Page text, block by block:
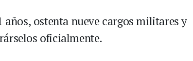
años, ostenta nueve cargos militares y
oficialmente.